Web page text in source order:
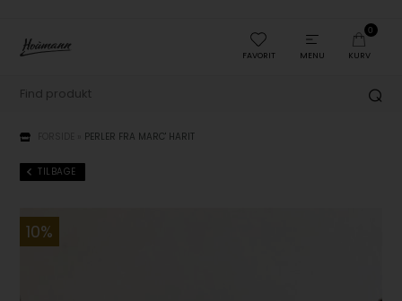
FAVORIT MENU
0
KURV
PERLER FRA MARC' HARIT
TILBAGE
10%